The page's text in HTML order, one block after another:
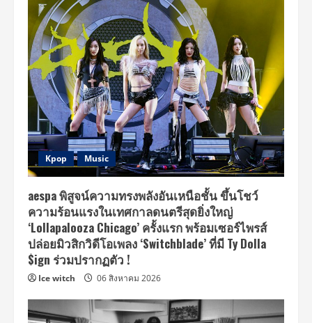
Kpop Music
aespa พิสูจน์ความทรงพลังอันเหนือชั้น ขึ้นโชว์
ความร้อนแรงในเทศกาลดนตรีสุดยิ่งใหญ่
‘Lollapalooza Chicago’ ครั้งแรก พร้อมเซอร์ไพรส์
ปล่อยมิวสิกวิดีโอเพลง ‘Switchblade’ ที่มี Ty Dolla
$ign ร่วมปรากฏตัว !
Ice witch 06 สิงหาคม 2026